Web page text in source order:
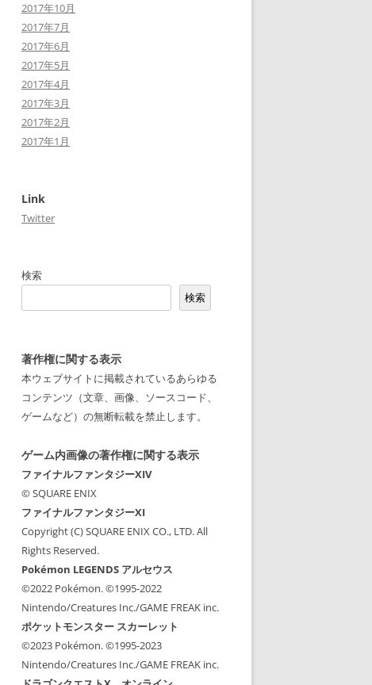
2017年10月
2017年7月
2017年6月
2017年5月
2017年4月
2017年3月
2017年2月
2017年1月
Link
Twitter
検索
検索
著作権に関する表示
本ウェブサイトに掲載されているあらゆる
コンテンツ（文章、画像、ソースコード、
ゲームなど）の無断転載を禁止します。
ゲーム内画像の著作権に関する表示
ファイナルファンタジーXIV
© SQUARE ENIX
ファイナルファンタジーXI
Copyright (C) SQUARE ENIX CO., LTD. All
Rights Reserved.
Pokémon LEGENDS アルセウス
©2022 Pokémon. ©1995-2022
Nintendo/Creatures Inc./GAME FREAK inc.
ポケットモンスター スカーレット
©2023 Pokémon. ©1995-2023
Nintendo/Creatures Inc./GAME FREAK inc.